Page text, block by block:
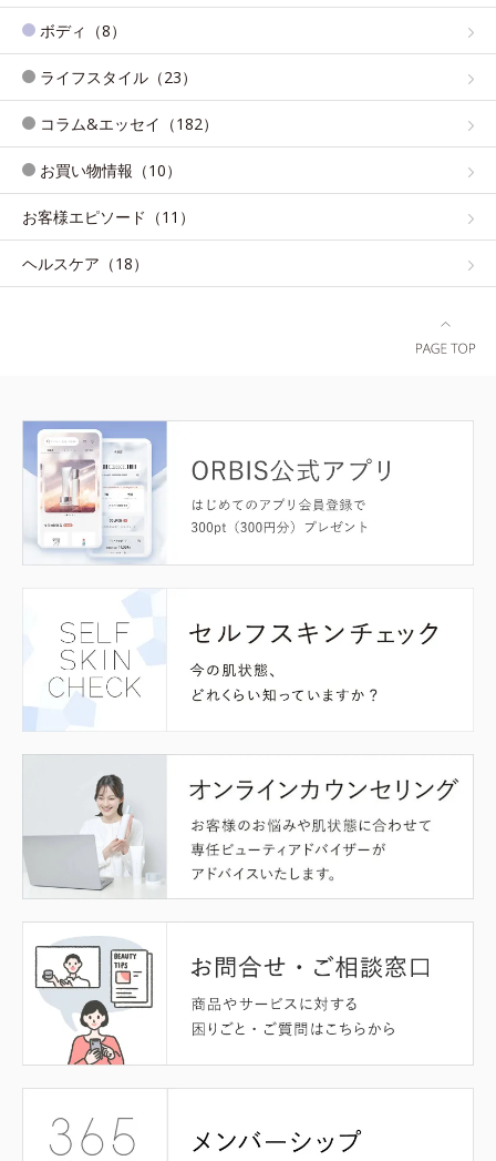
ボディ（8）
ライフスタイル（23）
コラム&エッセイ（182）
お買い物情報（10）
お客様エピソード（11）
ヘルスケア（18）